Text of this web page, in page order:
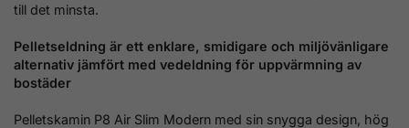
till det minsta.
Pelletseldning är ett enklare, smidigare och miljövänligare
alternativ jämfört med vedeldning för uppvärmning av
bostäder
Pelletskamin P8 Air Slim Modern med sin snygga design, hög